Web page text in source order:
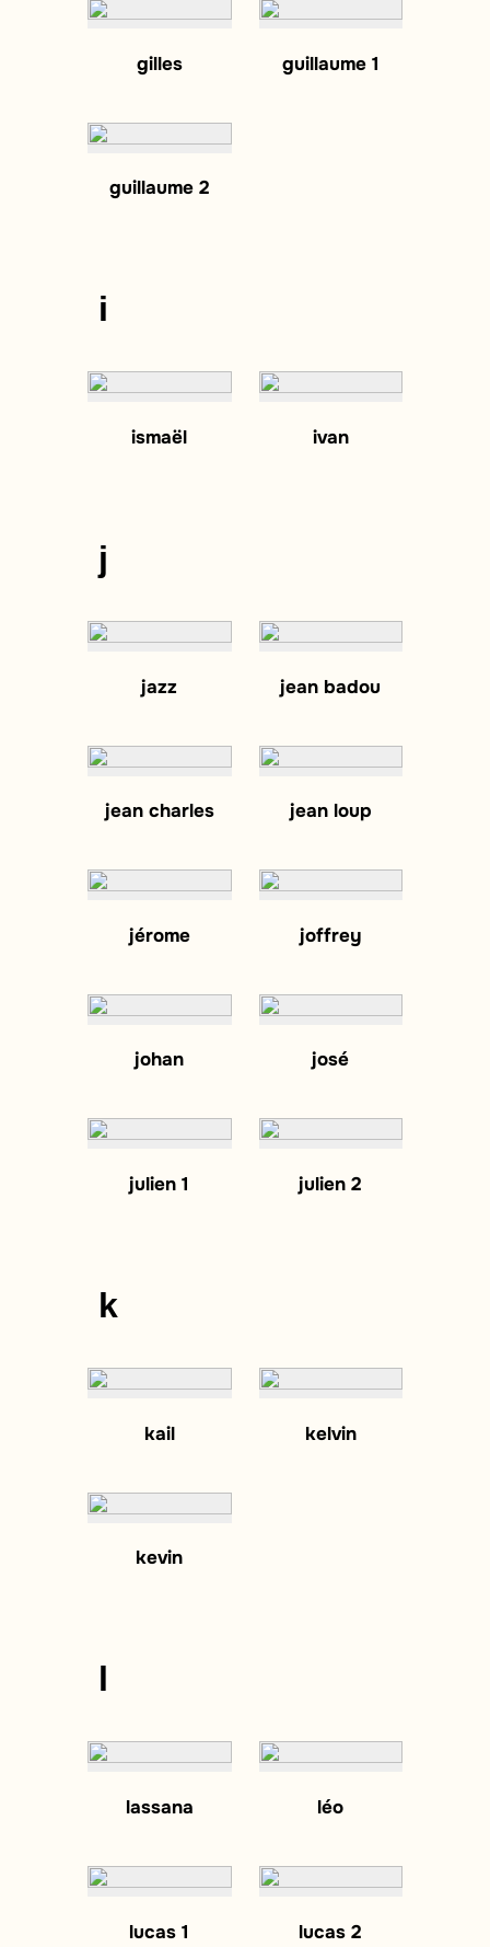
gilles guillaume 1
guillaume 2
i
ismaël ivan
j
jazz jean badou
jean charles jean loup
jérome joffrey
johan josé
julien 1 julien 2
k
kail kelvin
kevin
l
lassana léo
lucas 1 lucas 2